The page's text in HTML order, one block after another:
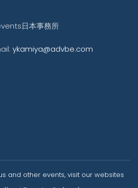
日本事務所
ykamiya@advbe.com
and other events, visit our websites